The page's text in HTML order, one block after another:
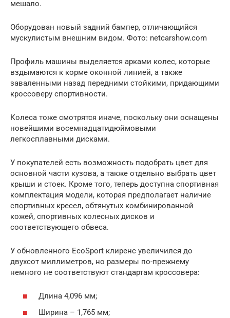
мешало.
Оборудован новый задний бампер, отличающийся
мускулистым внешним видом. Фото: netcarshow.com
Профиль машины выделяется арками колес, которые
вздымаются к корме оконной линией, а также
заваленными назад передними стойкими, придающими
кроссоверу спортивности.
Колеса тоже смотрятся иначе, поскольку они оснащены
новейшими восемнадцатидюймовыми
легкосплавными дисками.
У покупателей есть возможность подобрать цвет для
основной части кузова, а также отдельно выбрать цвет
крыши и стоек. Кроме того, теперь доступна спортивная
комплектация модели, которая предполагает наличие
спортивных кресел, обтянутых комбинированной
кожей, спортивных колесных дисков и
соответствующего обвеса.
У обновленного EcoSport клиренс увеличился до
двухсот миллиметров, но размеры по-прежнему
немного не соответствуют стандартам кроссовера:
Длина 4,096 мм;
Ширина – 1,765 мм;